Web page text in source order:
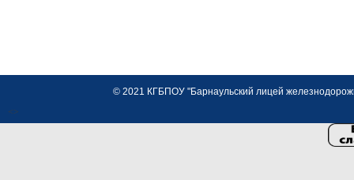
© 2021 КГБПОУ "Барнаульский лицей
<>